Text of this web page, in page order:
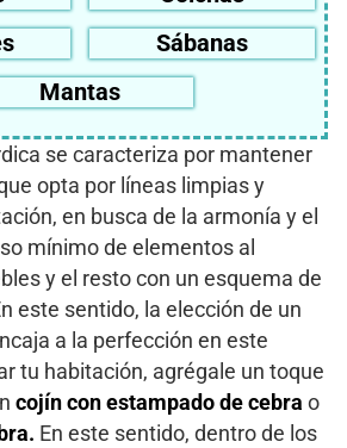
Sábanas
Mantas
se caracteriza por mantener
opta por líneas limpias y
en busca de la armonía y el
mínimo de elementos al
y el resto con un esquema de
este sentido, la elección de un
a la perfección en este
tu habitación, agrégale un toque
cojín con estampado de cebra o
En este sentido, dentro de los